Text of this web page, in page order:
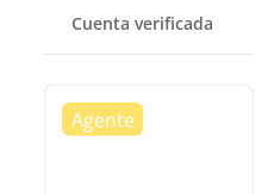
Cuenta verificada